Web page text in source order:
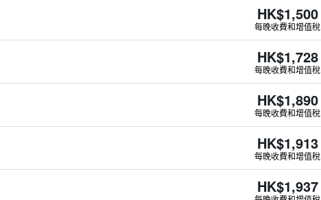
HK$1,500
每晚收費和增值稅
HK$1,728
每晚收費和增值稅
HK$1,890
每晚收費和增值稅
HK$1,913
每晚收費和增值稅
HK$1,937